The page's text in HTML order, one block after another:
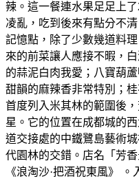
辣。這一餐連水果足足上
凌亂，吃到後來有點分不
記憶點，除了少數幾道料
來的前菜讓人應接不暇，
的蒜泥白肉我愛；八寶葫
甜韻的麻辣香非常特別；
首度列入米其林的範圍後
星。它的位置在成都城的
道交接處的中鐵鷺島藝術
代園林的交錯。店名「芳
《浪淘沙·把酒祝東風》